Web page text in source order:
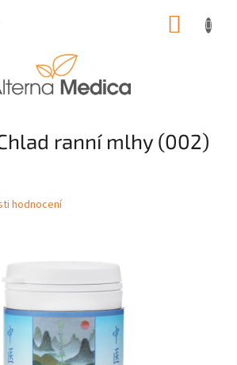
ranní mlhy (002)
hodnocení